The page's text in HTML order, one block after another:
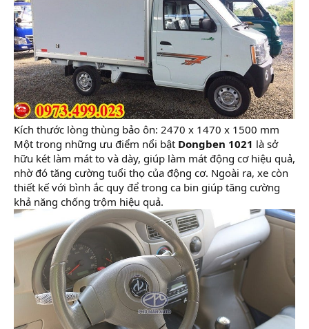
Kích thước lòng thùng bảo ôn: 2470 x 1470 x 1500 mm
Một trong những ưu điểm nổi bật Dongben 1021 là sở
hữu két làm mát to và dày, giúp làm mát động cơ hiệu quả,
nhờ đó tăng cường tuổi thọ của động cơ. Ngoài ra, xe còn
thiết kế với bình ắc quy để trong ca bin giúp tăng cường
khả năng chống trộm hiệu quả.